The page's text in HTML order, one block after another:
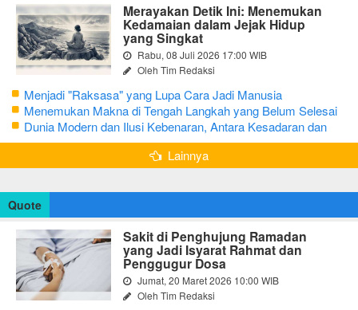
Merayakan Detik Ini: Menemukan
Kedamaian dalam Jejak Hidup
yang Singkat
Rabu, 08 Juli 2026 17:00 WIB
Oleh Tim Redaksi
Menjadi "Raksasa" yang Lupa Cara Jadi Manusia
Menemukan Makna di Tengah Langkah yang Belum Selesai
Dunia Modern dan Ilusi Kebenaran, Antara Kesadaran dan
terjebak Tipu Daya
Lainnya
Quote
Sakit di Penghujung Ramadan
yang Jadi Isyarat Rahmat dan
Penggugur Dosa
Jumat, 20 Maret 2026 10:00 WIB
Oleh Tim Redaksi